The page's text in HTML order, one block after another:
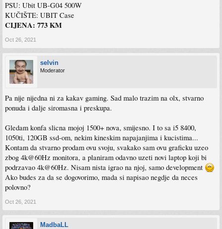
PSU: Ubit UB-G04 500W
KUČIŠTE: UBIT Case
CIJENA: 773 KM
Oct 26, 2021
selvin
Moderator
Pa nije nijedna ni za kakav gaming. Sad malo trazim na olx, stvarno
ponuda i dalje siromasna i preskupa.
Gledam konfa slicna mojoj 1500+ nova, smijesno. I to sa i5 8400,
1050ti, 120GB ssd-om, nekim kineskim napajanjima i kucistima...
Kontam da stvarno prodam ovu svoju, svakako sam ovu graficku uzeo
zbog 4k@60Hz monitora, a planiram odavno uzeti novi laptop koji bi
podrzavao 4k@60Hz. Nisam nista igrao na njoj, samo development
Ako budes za da se dogovorimo, mada si napisao negdje da neces
polovno?
Oct 26, 2021
MadbaLL